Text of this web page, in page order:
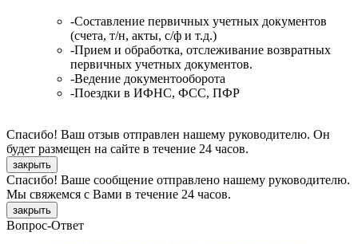
-Составление первичных учетных документов
(счета, т/н, акты, с/ф и т.д.)
-Прием и обработка, отслеживание возвратных
первичных учетных документов.
-Ведение документооборота
-Поездки в ИФНС, ФСС, ПФР
Спасибо! Ваш отзыв отправлен нашему руководителю. Он
будет размещен на сайте в течение 24 часов.
закрыть
Спасибо! Ваше сообщение отправлено нашему руководителю.
Мы свяжемся с Вами в течение 24 часов.
закрыть
Вопрос-Ответ